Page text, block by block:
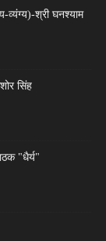
व्यंग्य)-श्री घनश्याम
सिंह
"धैर्य"